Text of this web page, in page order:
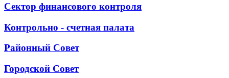
Сектор финансового контроля
Контрольно - счетная палата
Районный Совет
Городской Совет